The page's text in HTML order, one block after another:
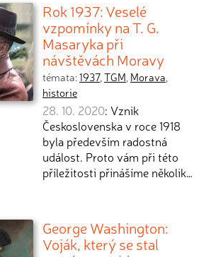
Rok 1937: Veselé
vzpomínky na T. G.
Masaryka při
návštěvách Moravy
témata:1937,TGM, Morava,
historie
28. 10. 2020: Vznik
Československa v roce 1918
byla především radostná
událost. Proto vám při této
příležitosti přinášíme několik…
George Washington:
Voják, který se stal